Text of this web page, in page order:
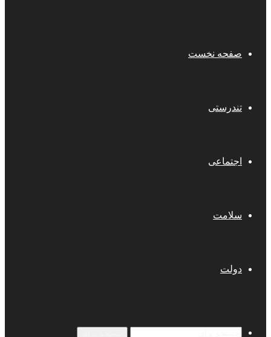
صفحه نخست
تندرستی
اجتماعی
سلامت
دولت